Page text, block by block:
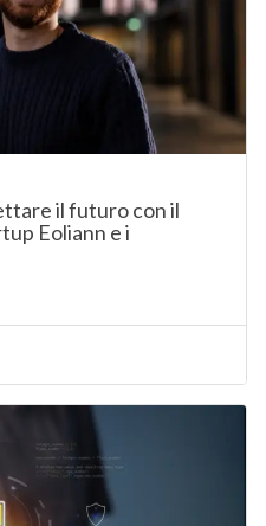
il futuro con il
Eoliann e i